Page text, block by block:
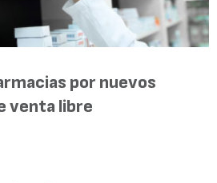
por nuevos
venta libre